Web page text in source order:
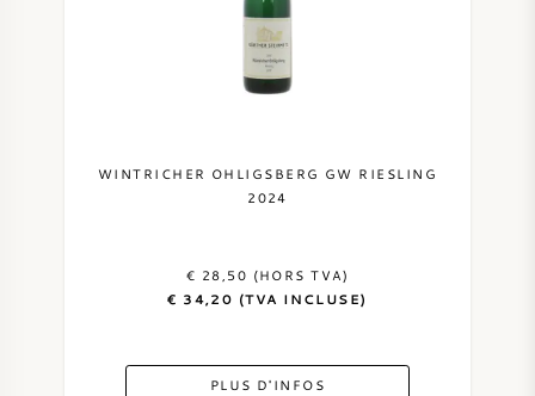
WINTRICHER OHLIGSBERG GW RIESLING
2024
€ 28,50 (HORS TVA)
€ 34,20 (TVA INCLUSE)
PLUS D'INFOS